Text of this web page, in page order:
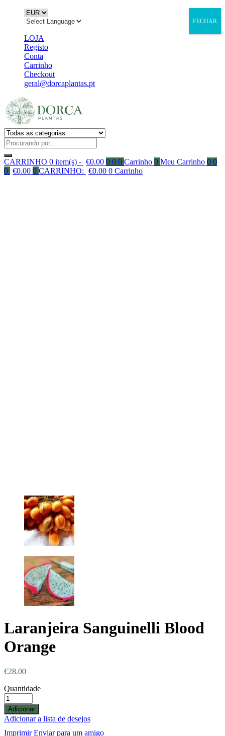
LOJA
Registo
Conta
Carrinho
Checkout
geral@dorcaplantas.pt
CARRINHO 0 item(s) - €0.00 0 0 0 Carrinho 0 Meu Carrinho 0 0
0 €0.00 0 CARRINHO: €0.00 0 Carrinho
Laranjeira Sanguinelli Blood
Orange
€28.00
Quantidade
Adicionar
Adicionar a lista de desejos
ImprimirEnviar para um amigo
FECHAR